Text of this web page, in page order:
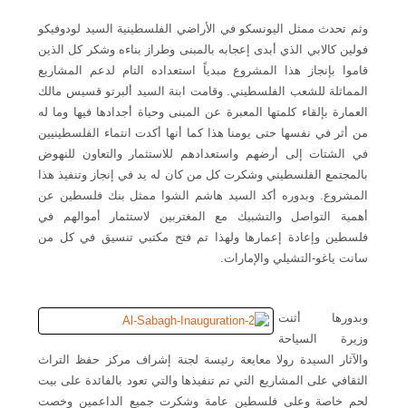
وثم تحدث ممثل اليونسكو في الأراضي الفلسطينية السيد لودوفيكو
فولين كالابي الذي أبدى إعجابه بالمبنى وطراز بناءه وشكر كل الذين
قاموا بإنجاز هذا المشروع مبدياً استعداده التام لدعم المشاريع
المماثلة للشعب الفلسطيني. وقامت ابنة السيد ألبرتو قسيس مالك
العمارة بإلقاء كلمتها المعبرة عن المبنى وحياة أجدادها فيها وما له
من أثر في نفسها حتى يومنا هذا كما أنها أكدت انتماء الفلسطينيين
في الشتات إلى أرضهم واستعدادهم للاستثمار والتعاون للنهوض
بالمجتمع الفلسطيني وشكرت كل من كان له يد في إنجاز وتنفيذ هذا
المشروع. وبدوره أكد السيد هاشم الشوا ممثل بنك فلسطين عن
أهمية التواصل والتشبيك مع المغتربين لاستثمار أموالهم في
فلسطين وإعادة إعمارها ولهذا تم فتح مكتبي تنسيق في كل من
سانت ياغو-التشيلي والإمارات.
وبدورها أثنت
وزيرة السياحة
والآثار السيدة رولا معايعة رئيسة لجنة إشراف مركز حفظ التراث
الثقافي على المشاريع التي تم تنفيذها والتي تعود بالفائدة على بيت
لحم خاصة وعلى فلسطين عامة وشكرت جميع الداعمين وخصت